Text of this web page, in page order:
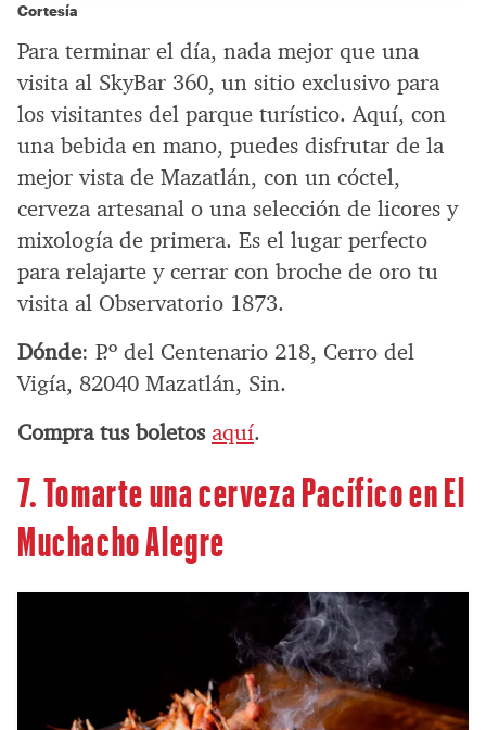
Cortesía
Para terminar el día, nada mejor que una
visita al SkyBar 360, un sitio exclusivo para
los visitantes del parque turístico. Aquí, con
una bebida en mano, puedes disfrutar de la
mejor vista de Mazatlán, con un cóctel,
cerveza artesanal o una selección de licores y
mixología de primera. Es el lugar perfecto
para relajarte y cerrar con broche de oro tu
visita al Observatorio 1873.
Dónde: P.º del Centenario 218, Cerro del
Vigía, 82040 Mazatlán, Sin.
Compra tus boletos aquí.
7. Tomarte una cerveza Pacífico en El
Muchacho Alegre